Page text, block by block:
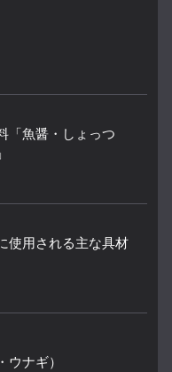
「魚醤・しょっつ
使用される主な具材
ウナギ）